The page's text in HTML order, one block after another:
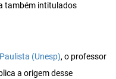
também intitulados
(Unesp), o professor
a origem desse